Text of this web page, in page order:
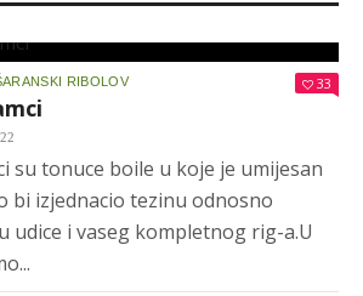
RIBOLOV 33
su tonuce boile u koje je umijesan
bi izjednacio tezinu odnosno
udice i vaseg kompletnog rig-a.U